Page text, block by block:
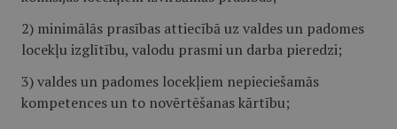
2) minimālās prasības attiecībā uz valdes un padomes
locekļu izglītību, valodu prasmi un darba pieredzi;
3) valdes un padomes locekļiem nepieciešamās
kompetences un to novērtēšanas kārtību;